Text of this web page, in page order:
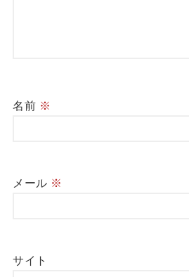
名前 ※
メール ※
サイト